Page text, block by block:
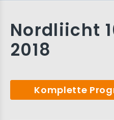
Nordliicht
2018
Komplette